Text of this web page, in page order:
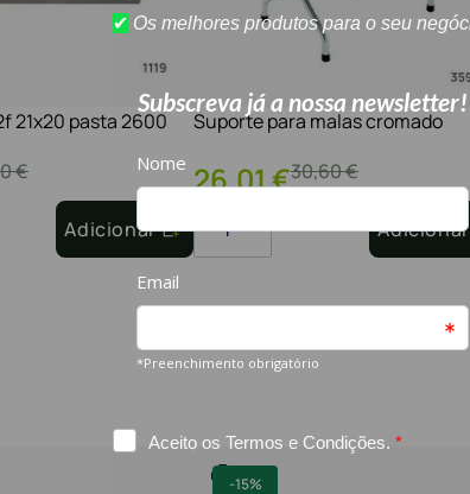
21x20 pasta 2600
€
Adicionar
Suporte para malas cromado
30,60€
26,01€
1 Adicionar
-15%